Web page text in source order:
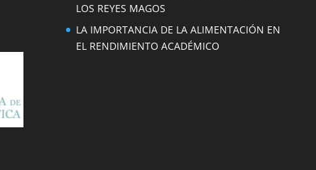
LOS REYES MAGOS
LA IMPORTANCIA DE LA ALIMENTACIÓN EN
EL RENDIMIENTO ACADÉMICO